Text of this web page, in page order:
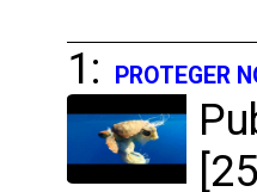
1: PROTEGER